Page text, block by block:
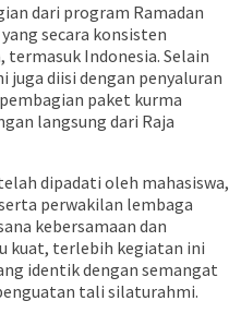
dari program Ramadan
secara konsisten
termasuk Indonesia. Selain
juga diisi dengan penyaluran
paket kurma
langsung dari Raja
dipadati oleh mahasiswa,
perwakilan lembaga
kebersamaan dan
kuat, terlebih kegiatan ini
identik dengan semangat
tali silaturahmi.